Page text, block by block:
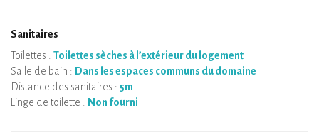
Sanitaires
Toilettes : Toilettes sèches à l’extérieur du logement
Salle de bain : Dans les espaces communs du domaine
Distance des sanitaires : 5m
Linge de toilette : Non fourni